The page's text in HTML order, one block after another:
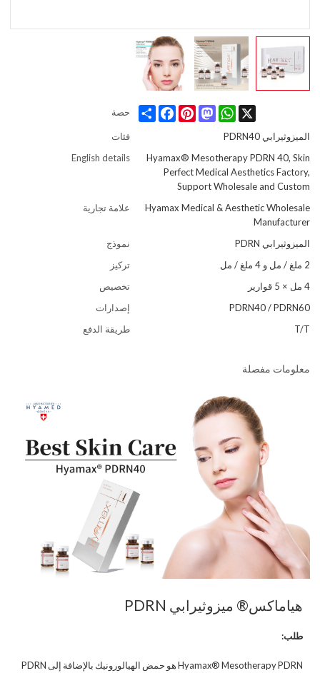
حصة Share
FacebookPinterest
Mastodon
WhatsApp X
فئات
الميزوثيرابي PDRN40
English details
Hyamax® Mesotherapy PDRN 40, Skin
Perfect Medical Aesthetics Factory,
Support Wholesale and Custom
علامة تجارية
Hyamax Medical & Aesthetic Wholesale
Manufacturer
نموذج
الميزوثيرابي PDRN
تركيز
2 ملغ / مل و 4 ملغ / مل
تخصيص
4 مل × 5 قوارير
إصدارات
PDRN40 / PDRN60
طريقة الدفع
T/T
معلومات مفصلة
هياماكس® ميزوثيرابي PDRN
طلب:
Hyamax® Mesotherapy PDRN هو حمض الهيالورونيك بالإضافة إلى PDRN